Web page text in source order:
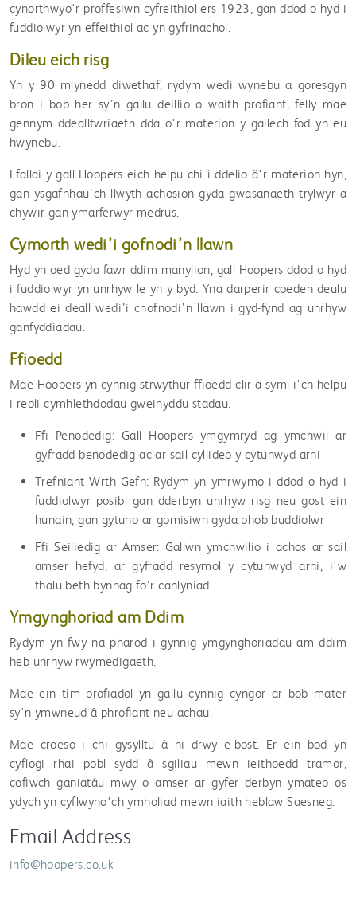
cynorthwyo'r proffesiwn cyfreithiol ers 1923, gan ddod o hyd i
fuddiolwyr yn effeithiol ac yn gyfrinachol.
Dileu eich risg
Yn y 90 mlynedd diwethaf, rydym wedi wynebu a goresgyn
bron i bob her sy’n gallu deillio o waith profiant, felly mae
gennym ddealltwriaeth dda o'r materion y gallech fod yn eu
hwynebu.
Efallai y gall Hoopers eich helpu chi i ddelio â'r materion hyn,
gan ysgafnhau’ch llwyth achosion gyda gwasanaeth trylwyr a
chywir gan ymarferwyr medrus.
Cymorth wedi’i gofnodi’n llawn
Hyd yn oed gyda fawr ddim manylion, gall Hoopers ddod o hyd
i fuddiolwyr yn unrhyw le yn y byd. Yna darperir coeden deulu
hawdd ei deall wedi’i chofnodi’n llawn i gyd-fynd ag unrhyw
ganfyddiadau.
Ffioedd
Mae Hoopers yn cynnig strwythur ffioedd clir a syml i'ch helpu
i reoli cymhlethdodau gweinyddu stadau.
Ffi Penodedig: Gall Hoopers ymgymryd ag ymchwil ar
gyfradd benodedig ac ar sail cyllideb y cytunwyd arni
Trefniant Wrth Gefn: Rydym yn ymrwymo i ddod o hyd i
fuddiolwyr posibl gan dderbyn unrhyw risg neu gost ein
hunain, gan gytuno ar gomisiwn gyda phob buddiolwr
Ffi Seiliedig ar Amser: Gallwn ymchwilio i achos ar sail
amser hefyd, ar gyfradd resymol y cytunwyd arni, i'w
thalu beth bynnag fo’r canlyniad
Ymgynghoriad am Ddim
Rydym yn fwy na pharod i gynnig ymgynghoriadau am ddim
heb unrhyw rwymedigaeth.
Mae ein tîm profiadol yn gallu cynnig cyngor ar bob mater
sy'n ymwneud â phrofiant neu achau.
Mae croeso i chi gysylltu â ni drwy e-bost. Er ein bod yn
cyflogi rhai pobl sydd â sgiliau mewn ieithoedd tramor,
cofiwch ganiatáu mwy o amser ar gyfer derbyn ymateb os
ydych yn cyflwyno'ch ymholiad mewn iaith heblaw Saesneg.
Email Address
info@hoopers.co.uk